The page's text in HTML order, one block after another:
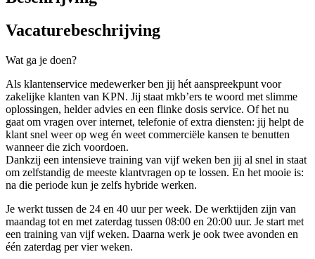
Vacaturebeschrijving
Wat ga je doen?
Als klantenservice medewerker ben jij hét aanspreekpunt voor
zakelijke klanten van KPN. Jij staat mkb’ers te woord met slimme
oplossingen, helder advies en een flinke dosis service. Of het nu
gaat om vragen over internet, telefonie of extra diensten: jij helpt de
klant snel weer op weg én weet commerciële kansen te benutten
wanneer die zich voordoen.
Dankzij een intensieve training van vijf weken ben jij al snel in staat
om zelfstandig de meeste klantvragen op te lossen. En het mooie is:
na die periode kun je zelfs hybride werken.
Je werkt tussen de 24 en 40 uur per week. De werktijden zijn van
maandag tot en met zaterdag tussen 08:00 en 20:00 uur. Je start met
een training van vijf weken. Daarna werk je ook twee avonden en
één zaterdag per vier weken.